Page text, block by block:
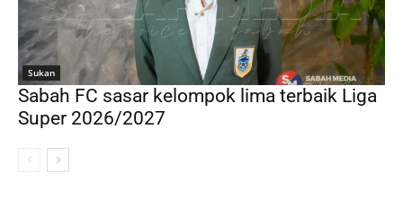
Sukan
Sabah FC sasar kelompok lima terbaik Liga
Super 2026/2027